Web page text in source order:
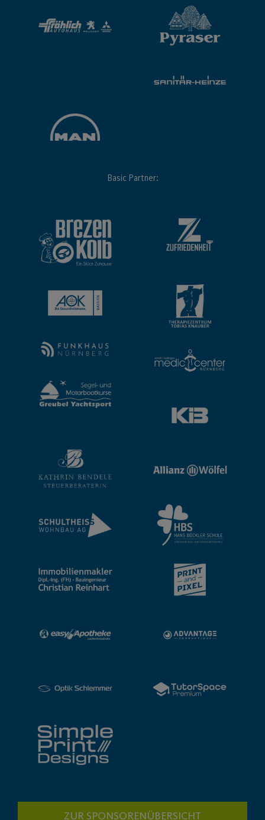
Basic Partner:
ZUR SPONSORENÜBERSICHT